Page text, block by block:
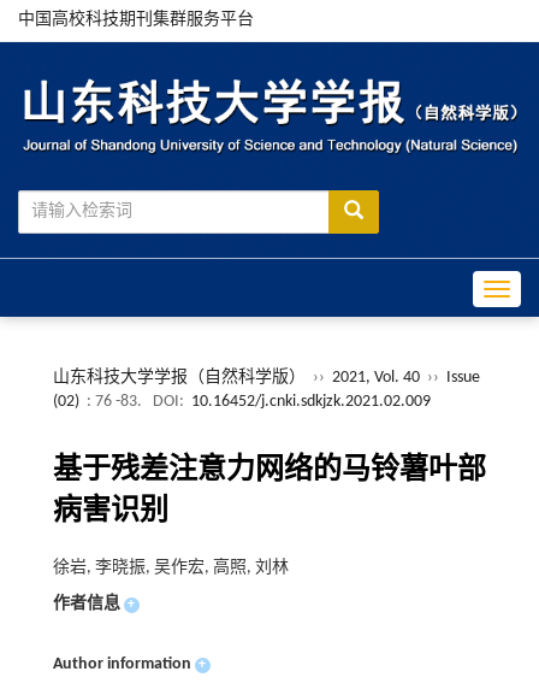
中国高校科技期刊集群服务平台
山东科技大学学报（自然科学版） ›› 2021, Vol. 40 ›› Issue
(02) : 76 -83. DOI: 10.16452/j.cnki.sdkjzk.2021.02.009
基于残差注意力网络的马铃薯叶部
病害识别
徐岩, 李晓振, 吴作宏, 高照, 刘林
作者信息 +
Author information +